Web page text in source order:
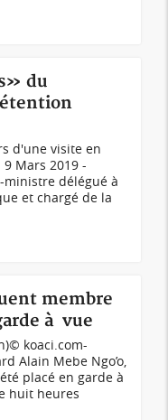
du
d'une visite en
Mars 2019 -
ministre délégué à
et chargé de la
membre
à vue
koaci.com-
Alain Mebe Ngo’o,
placé en garde à
huit heures